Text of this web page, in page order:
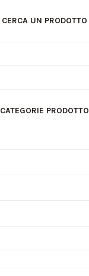
CERCA UN PRODOTTO
CATEGORIE PRODOTTO